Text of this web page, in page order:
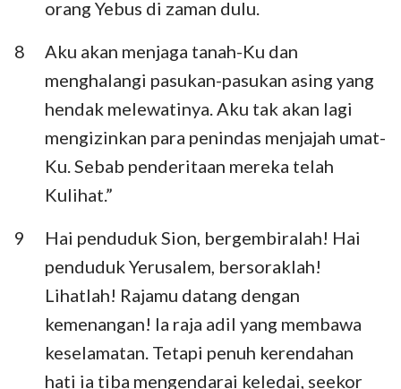
orang Yebus di zaman dulu.
8
Aku akan menjaga tanah-Ku dan
menghalangi pasukan-pasukan asing yang
hendak melewatinya. Aku tak akan lagi
mengizinkan para penindas menjajah umat-
Ku. Sebab penderitaan mereka telah
Kulihat.”
9
Hai penduduk Sion, bergembiralah! Hai
penduduk Yerusalem, bersoraklah!
Lihatlah! Rajamu datang dengan
kemenangan! Ia raja adil yang membawa
keselamatan. Tetapi penuh kerendahan
hati ia tiba mengendarai keledai, seekor